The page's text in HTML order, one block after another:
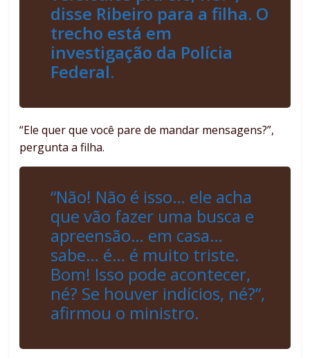
disse Ribeiro para a filha. O
trecho está em
investigação da Polícia
Federal.
“Ele quer que você pare de mandar mensagens?”,
pergunta a filha.
“Não! Não é isso… ele acha
que vão fazer uma busca e
apreensão… em casa…
sabe… é… é muito triste.
Bom! Isso pode acontecer,
né? Se houver indícios, né?”,
afirmou o ministro.